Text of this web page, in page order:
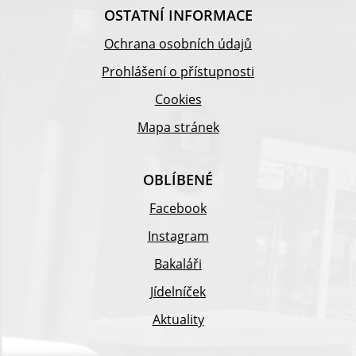
OSTATNÍ INFORMACE
Ochrana osobních údajů
Prohlášení o přístupnosti
Cookies
Mapa stránek
OBLÍBENÉ
Facebook
Instagram
Bakaláři
Jídelníček
Aktuality